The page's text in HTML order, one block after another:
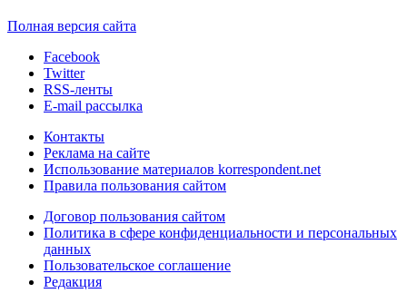
Полная версия сайта
Facebook
Twitter
RSS-ленты
E-mail рассылка
Контакты
Реклама на сайте
Использование материалов korrespondent.net
Правила пользования сайтом
Договор пользования сайтом
Политика в сфере конфиденциальности и персональных
данных
Пользовательское соглашение
Редакция